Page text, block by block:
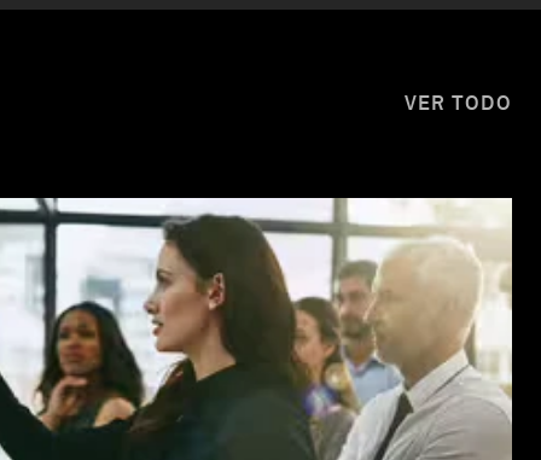
VER TODO